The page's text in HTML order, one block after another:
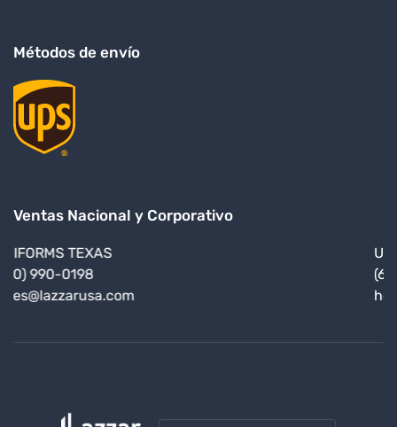
Métodos de envío
Ventas Nacional y Corporativo
UNIFORMS CALIFORNIA
(619) 245-7561
hello@lazzarusa.com